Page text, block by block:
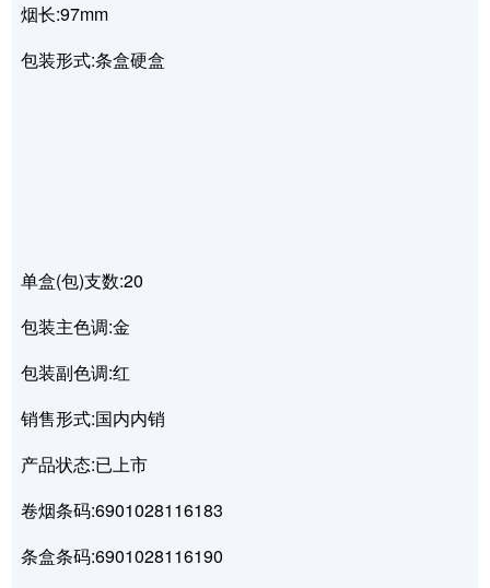
烟长:97mm
包装形式:条盒硬盒
单盒(包)支数:20
包装主色调:金
包装副色调:红
销售形式:国内内销
产品状态:已上市
卷烟条码:6901028116183
条盒条码:6901028116190